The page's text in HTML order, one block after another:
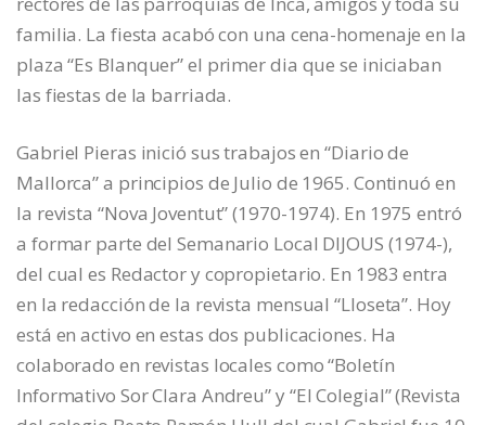
familia. La fiesta acabó con una cena-homenaje en la
plaza “Es Blanquer” el primer dia que se iniciaban
las fiestas de la barriada.
Gabriel Pieras inició sus trabajos en “Diario de
Mallorca” a principios de Julio de 1965. Continuó en
la revista “Nova Joventut” (1970-1974). En 1975 entró
a formar parte del Semanario Local DIJOUS (1974-),
del cual es Redactor y copropietario. En 1983 entra
en la redacción de la revista mensual “Lloseta”. Hoy
está en activo en estas dos publicaciones. Ha
colaborado en revistas locales como “Boletín
Informativo Sor Clara Andreu” y “El Colegial” (Revista